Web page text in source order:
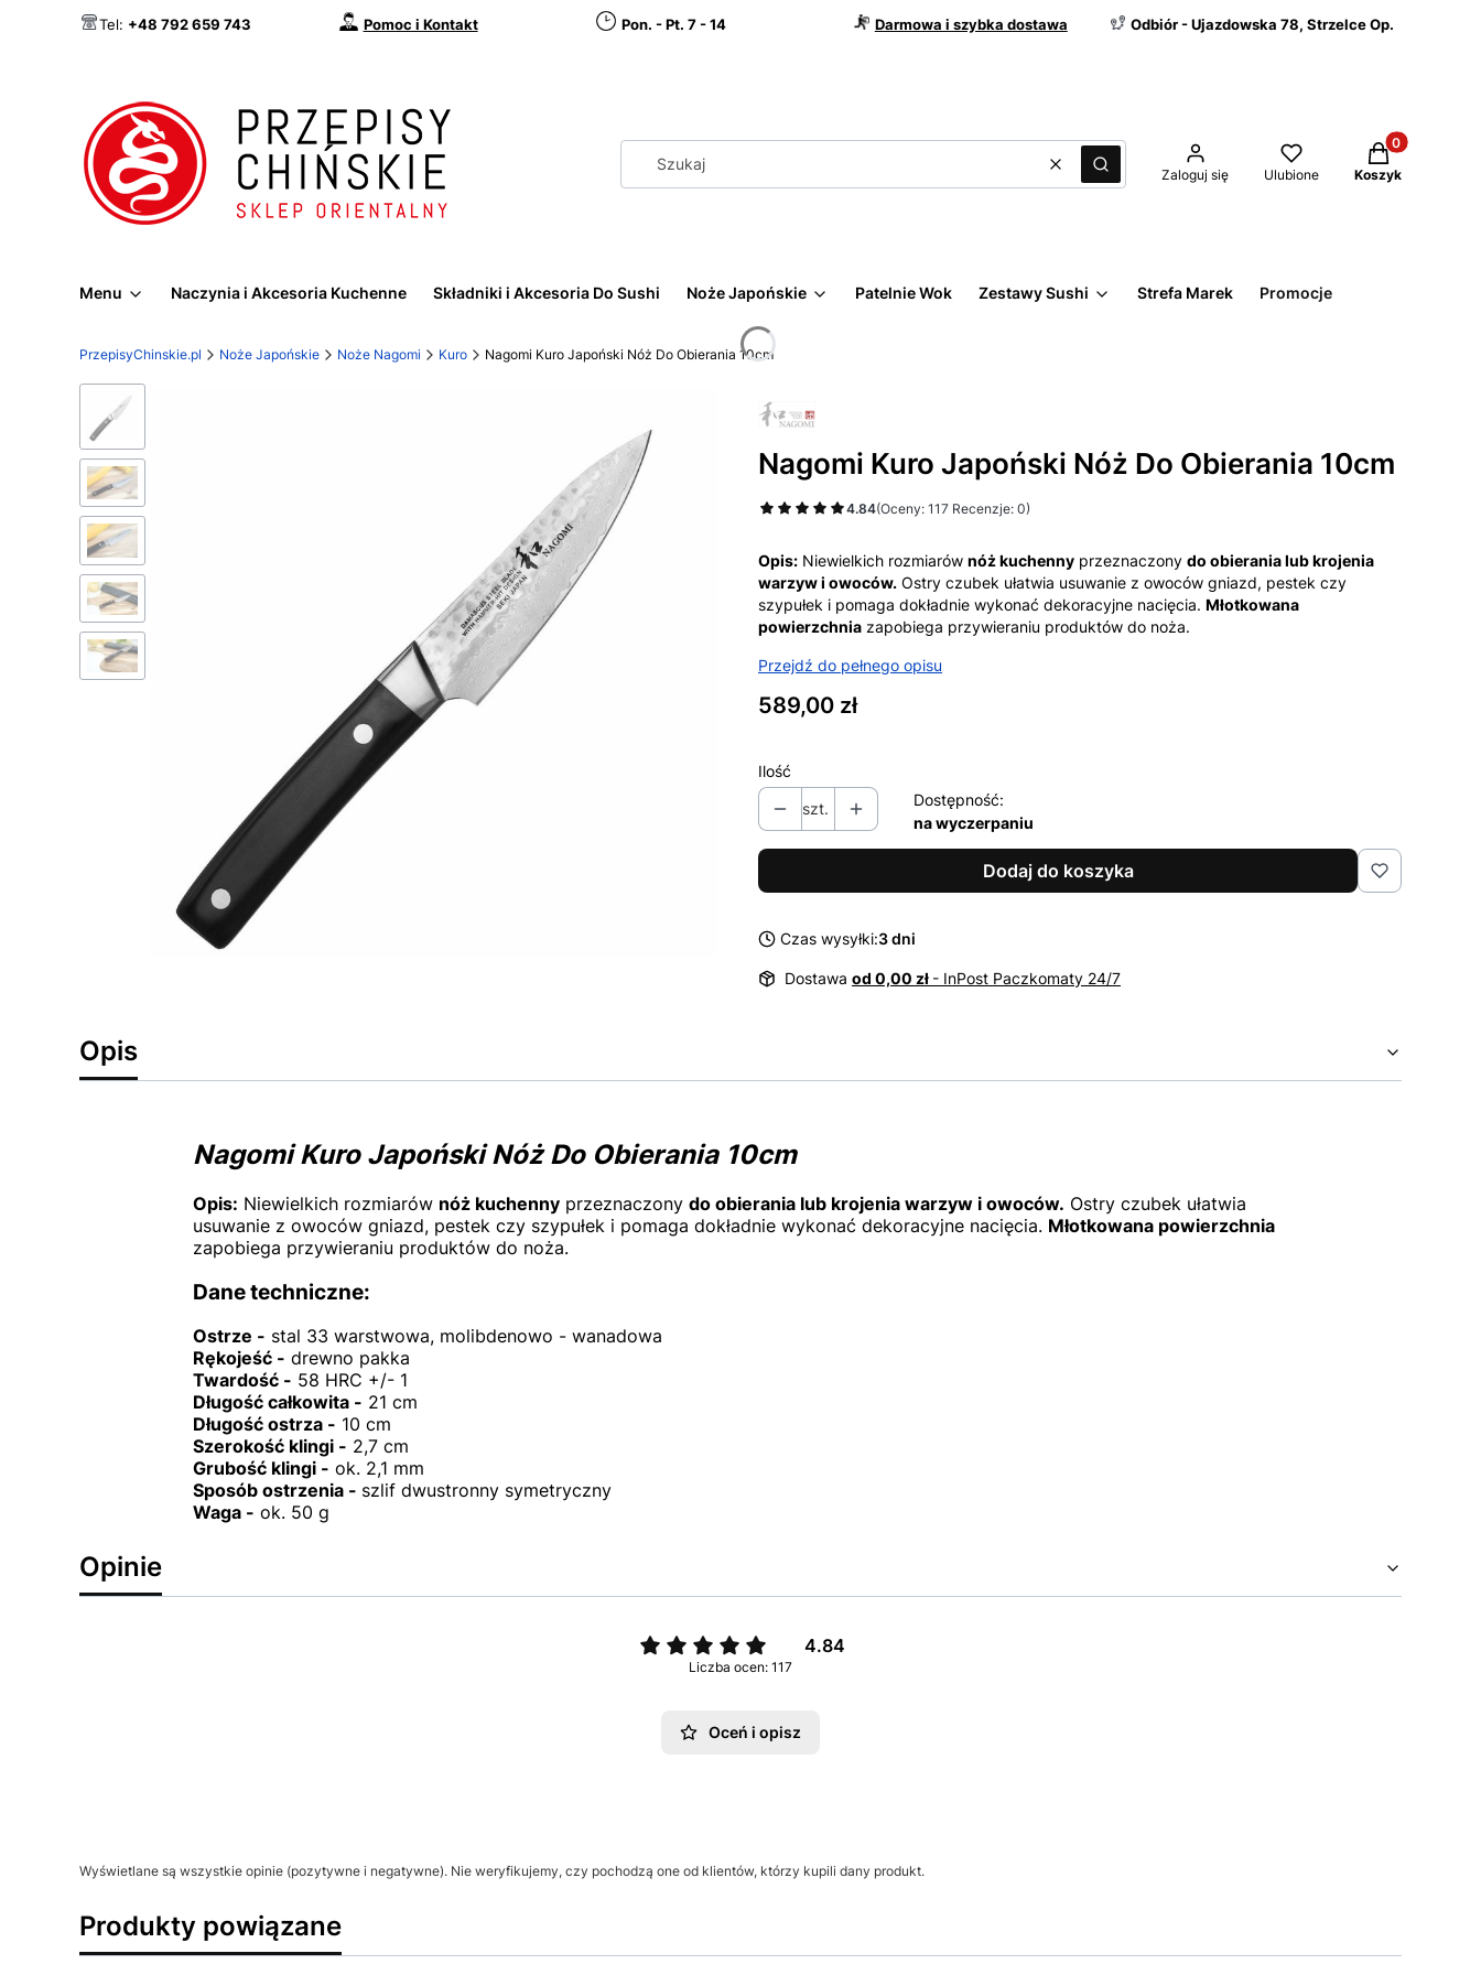
Tel: +48 792 659 743 Pomoc i Kontakt Pon. - Pt. 7 - 14 Darmowa i szybka dostawa Odbiór - Ujazdowska 78, Strzelce Op.
WyczyśćSzukaj Zaloguj się Ulubione
Produkty w
Koszyk
Menu Naczynia i Akcesoria Kuchenne Składniki i Akcesoria Do Sushi Noże Japońskie Patelnie Wok Zestawy Sushi Strefa Marek Promocje
PrzepisyChinskie.pl Noże Japońskie Noże Nagomi Kuro Nagomi Kuro Japoński Nóż Do Obierania 10cm
Nagomi Kuro Japoński Nóż Do Obierania 10cm
4.84(Oceny: 117 Recenzje: 0)
Opis: Niewielkich rozmiarów nóż kuchenny przeznaczony do obierania lub krojenia
warzyw i owoców. Ostry czubek ułatwia usuwanie z owoców gniazd, pestek czy
szypułek i pomaga dokładnie wykonać dekoracyjne nacięcia. Młotkowana
powierzchnia zapobiega przywieraniu produktów do noża.
Przejdź do pełnego opisu
Cena
589,00 zł
Ilość
szt.
Dostępność:
na wyczerpaniu
Dodaj do koszyka
Czas wysyłki:3 dni
Dostawa od 0,00 zł - InPost Paczkomaty 24/7
Opis
Nagomi Kuro Japoński Nóż Do Obierania 10cm
Opis: Niewielkich rozmiarów nóż kuchennyprzeznaczony do obierania lub krojenia warzyw i owoców. Ostry czubek ułatwia
usuwanie z owoców gniazd, pestek czy szypułek i pomaga dokładnie wykonać dekoracyjne nacięcia. Młotkowana powierzchnia
zapobiega przywieraniu produktów do noża.
Dane techniczne:
Ostrze - stal 33 warstwowa, molibdenowo - wanadowa
Rękojeść - drewno pakka
Twardość - 58 HRC +/- 1
Długość całkowita - 21 cm
Długość ostrza - 10 cm
Szerokość klingi - 2,7 cm
Grubość klingi - ok. 2,1 mm
Sposób ostrzenia - szlif dwustronny symetryczny
Waga - ok. 50 g
Opinie
4.84
Liczba ocen: 117
Oceń i opisz
Wyświetlane są wszystkie opinie (pozytywne i negatywne). Nie weryfikujemy, czy pochodzą one od klientów, którzy kupili dany produkt.
Produkty powiązane